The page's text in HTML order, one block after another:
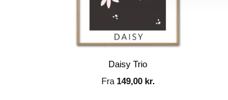
Daisy Trio
Fra 149,00 kr.